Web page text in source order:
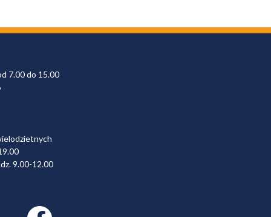
7.00 do 15.00
9.00-12.00
Facebook link